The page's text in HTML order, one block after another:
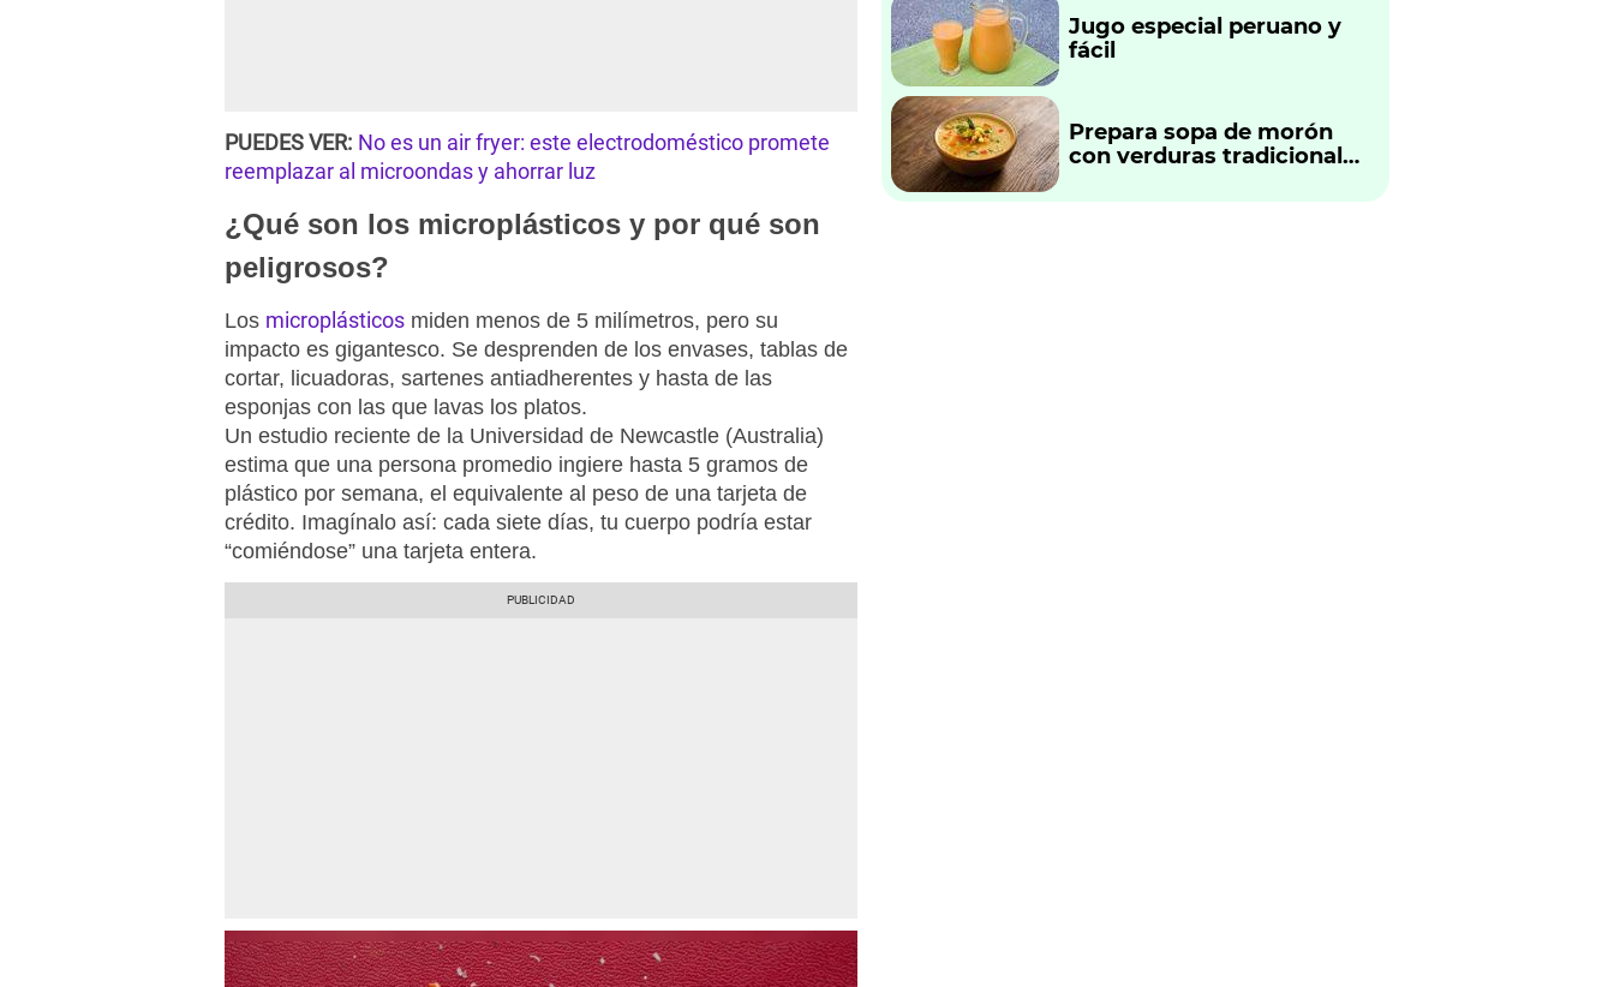
PUEDES VER: No es un air fryer: este electrodoméstico promete
reemplazar al microondas y ahorrar luz
¿Qué son los microplásticos y por qué son
peligrosos?
Los microplásticos miden menos de 5 milímetros, pero su
impacto es gigantesco. Se desprenden de los envases, tablas de
cortar, licuadoras, sartenes antiadherentes y hasta de las
esponjas con las que lavas los platos.
Un estudio reciente de la Universidad de Newcastle (Australia)
estima que una persona promedio ingiere hasta 5 gramos de
plástico por semana, el equivalente al peso de una tarjeta de
crédito. Imagínalo así: cada siete días, tu cuerpo podría estar
“comiéndose” una tarjeta entera.
Jugo especial peruano y
fácil
Prepara sopa de morón
con verduras tradicional